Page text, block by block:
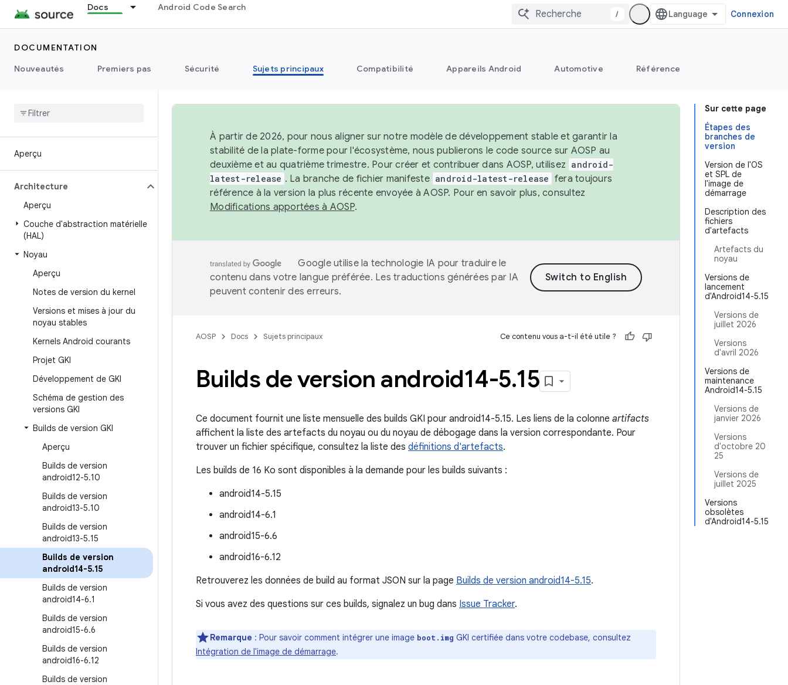
Docs Android Code Search
/ Connexion
DOCUMENTATION
Nouveautés
Premiers pas Sécurité Sujets principaux Compatibilité Appareils Android Automotive Référence
Aperçu
Architecture
Aperçu
Couche d'abstraction matérielle
(HAL)
Noyau
Aperçu
Notes de version du kernel
Versions et mises à jour du
noyau stables
Kernels Android courants
Projet GKI
Développement de GKI
Schéma de gestion des
versions GKI
Builds de version GKI
Aperçu
Builds de version
android12-5.10
Builds de version
android13-5.10
Builds de version
android13-5.15
Builds de version
android14-5.15
Builds de version
android14-6.1
Builds de version
android15-6.6
Builds de version
android16-6.12
Builds de version
Sur cette page
Étapes des
branches de
version
Version de l'OS
et SPL de
l'image de
démarrage
Description des
fichiers
d'artefacts
Artefacts du
noyau
Versions de
lancement
d'Android14-5.15
Versions de
juillet 2026
Versions
d'avril 2026
Versions de
maintenance
Android14-5.15
Versions de
janvier 2026
Versions
d'octobre 20
25
Versions de
juillet 2025
Versions
obsolètes
d'Android14-5.15
À partir de 2026, pour nous aligner sur notre modèle de développement stable et garantir la
stabilité de la plate-forme pour l'écosystème, nous publierons le code source sur AOSP au
deuxième et au quatrième trimestre. Pour créer et contribuer dans AOSP, utilisez android-
latest-release . La branche de fichier manifeste android-latest-release fera toujours
référence à la version la plus récente envoyée à AOSP. Pour en savoir plus, consultez
Modifications apportées à AOSP.
Google utilise la technologie IA pour traduire le
contenu dans votre langue préférée. Les traductions générées par IA
peuvent contenir des erreurs.
AOSP Docs Sujets principaux Ce contenu vous a-t-il été utile ?
Builds de version android14-5.15
Ce document fournit une liste mensuelle des builds GKI pour android14-5.15. Les liens de la colonne artifacts
affichent la liste des artefacts du noyau ou du noyau de débogage dans la version correspondante. Pour
trouver un fichier spécifique, consultez la liste des définitions d'artefacts.
Les builds de 16 Ko sont disponibles à la demande pour les builds suivants :
android14-5.15
android14-6.1
android15-6.6
android16-6.12
Retrouverez les données de build au format JSON sur la page Builds de version android14-5.15.
Si vous avez des questions sur ces builds, signalez un bug dans Issue Tracker.
Remarque : Pour savoir comment intégrer une image boot.img GKI certifiée dans votre codebase, consultez
Intégration de l'image de démarrage.